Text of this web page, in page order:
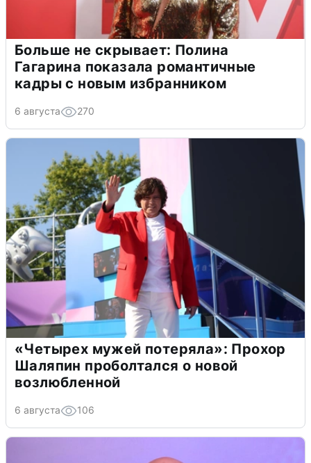
Больше не скрывает: Полина
Гагарина показала романтичные
кадры с новым избранником
6 августа 270
«Четырех мужей потеряла»: Прохор
Шаляпин проболтался о новой
возлюбленной
6 августа 106